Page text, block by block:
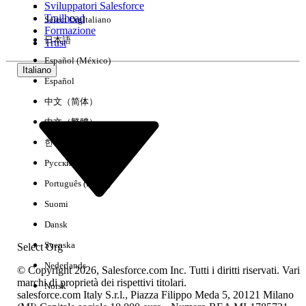
Esperienza
Nessun risultato
Sviluppatori Salesforce
Trailhead
Formazione
Trust
Italiano
Select Org
Select OrgItaliano
日本語
Español (México)
Español
中文（简体）
中文（繁體）
한국어
Русский
Português (Brasil)
Suomi
Dansk
Svenska
Nederlands
Norsk
© Copyright 2026, Salesforce.com Inc. Tutti i diritti riservati. Vari
marchi di proprietà dei rispettivi titolari.
salesforce.com Italy S.r.l., Piazza Filippo Meda 5, 20121 Milano